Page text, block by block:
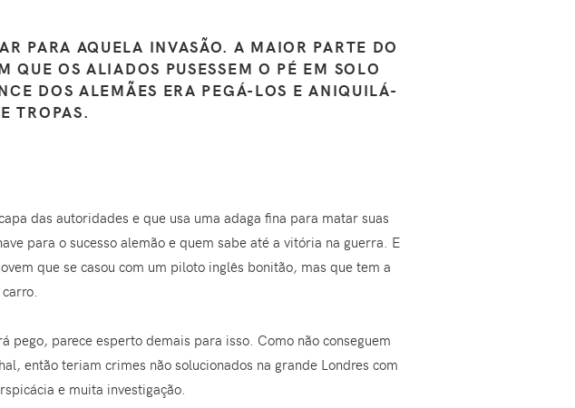
PARA AQUELA INVASÃO. A MAIOR PARTE DO
QUE OS ALIADOS PUSESSEM O PÉ EM SOLO
DOS ALEMÃES ERA PEGÁ-LOS E ANIQUILÁ-
TROPAS.
das autoridades e que usa uma adaga fina para matar suas
para o sucesso alemão e quem sabe até a vitória na guerra. E
que se casou com um piloto inglês bonitão, mas que tem a
pego, parece esperto demais para isso. Como não conseguem
então teriam crimes não solucionados na grande Londres com
e muita investigação.